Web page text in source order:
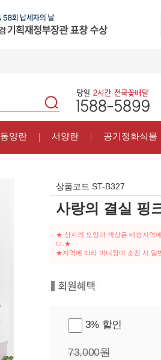
동양란 서양란 공기정화식물
상품코드 ST-B327
사랑의 결실 핑
★ 상자의 모양과 색상은 배송지역
다.★
★지역에 따라 미니장미 소진 시 일
3% 할인
73,000원